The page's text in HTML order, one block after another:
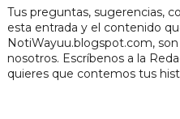
Tus preguntas, sugerencias,
esta entrada y el contenido
NotiWayuu.blogspot.com,
nosotros. Escríbenos a la
quieres que contemos tus